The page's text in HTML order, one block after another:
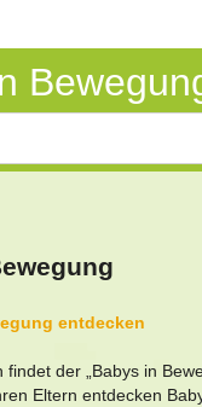
entdecken
der „Babys in
Eltern entdecken